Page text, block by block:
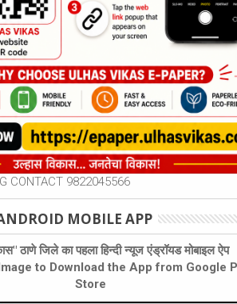
CONTACT 9822045566
MOBILE APP
ठाणे जिले का पहला हिन्दी न्यूज एंड्रॉयड मोबाइल ऐप
to Download the App from Google
Store